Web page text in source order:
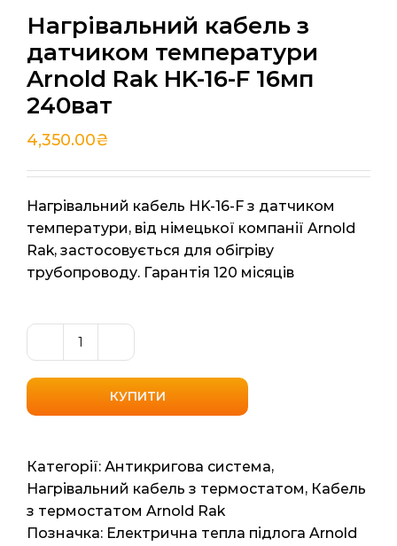
Нагрівальний кабель з
датчиком температури
Arnold Rak HK-16-F 16мп
240ват
4,350.00₴
Нагрівальний кабель HK-16-F з датчиком
температури, від німецької компанії Arnold
Rak, застосовується для обігріву
трубопроводу. Гарантія 120 місяців
Нагрівальний
кабель
датчиком
Arnold
Rak
HK-
16-
КУПИТИ
Категорії: Антикригова система,
Нагрівальний кабель з термостатом, Кабель
з термостатом Arnold Rak
Позначка: Електрична тепла підлога Arnold